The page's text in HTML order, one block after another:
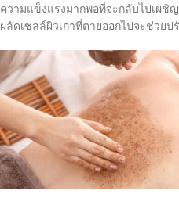
ความแข็งแรงมากพอที่จะกลับไปเผชิ
ผลัดเซลล์ผิวเก่าที่ตายออกไปจะช่วยป